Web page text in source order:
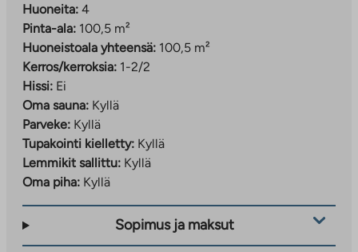
Huoneita: 4
Pinta-ala: 100,5 m²
Huoneistoala yhteensä: 100,5 m²
Kerros/kerroksia: 1-2/2
Hissi: Ei
Oma sauna: Kyllä
Parveke: Kyllä
Tupakointi kielletty: Kyllä
Lemmikit sallittu: Kyllä
Oma piha: Kyllä
Sopimus ja maksut